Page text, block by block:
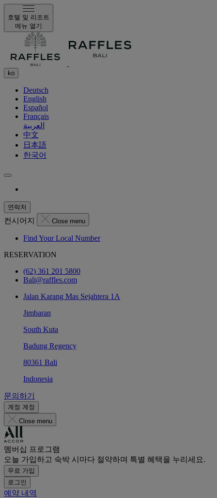
호텔 및 리조트
메뉴 열기
ko
Deutsch
English
Español
Français
العربية
中文
日本語
한국어
연락처
컨시어지 Close menu
Find Your Local Number
RESERVATION
(62) 361 201 5800
Bali@raffles.com
Jalan Karang Mas Sejahtera 1A
Jimbaran
South Kuta
Badung Regency
80361 Bali
Indonesia
문의하기
계정 계정
Close menu
멤버십 프로그램
오늘 가입하고 숙박 시마다 절약하며 특별 혜택을 누리세요.
무료 가입
로그인
예약 내역